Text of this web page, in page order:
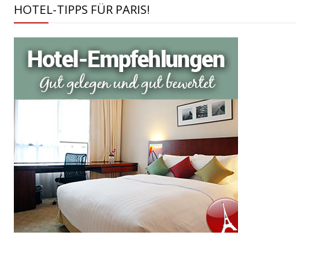
HOTEL-TIPPS FÜR PARIS!